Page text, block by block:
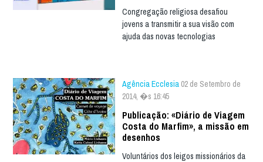
Congregação religiosa desafiou
jovens a transmitir a sua visão com
ajuda das novas tecnologias
Agência Ecclesia 02 de Setembro de
2014, �s 16:45
Publicação: «Diário de Viagem
Costa do Marfim», a missão em
desenhos
Voluntários dos leigos missionários da